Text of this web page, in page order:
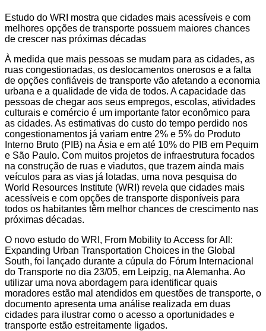
Estudo do WRI mostra que cidades mais acessíveis e com
melhores opções de transporte possuem maiores chances
de crescer nas próximas décadas
À medida que mais pessoas se mudam para as cidades, as
ruas congestionadas, os deslocamentos onerosos e a falta
de opções confiáveis de transporte vão afetando a economia
urbana e a qualidade de vida de todos. A capacidade das
pessoas de chegar aos seus empregos, escolas, atividades
culturais e comércio é um importante fator econômico para
as cidades. As estimativas do custo do tempo perdido nos
congestionamentos já variam entre 2% e 5% do Produto
Interno Bruto (PIB) na Ásia e em até 10% do PIB em Pequim
e São Paulo. Com muitos projetos de infraestrutura focados
na construção de ruas e viadutos, que trazem ainda mais
veículos para as vias já lotadas, uma nova pesquisa do
World Resources Institute (WRI) revela que cidades mais
acessíveis e com opções de transporte disponíveis para
todos os habitantes têm melhor chances de crescimento nas
próximas décadas.
O novo estudo do WRI, From Mobility to Access for All:
Expanding Urban Transportation Choices in the Global
South, foi lançado durante a cúpula do Fórum Internacional
do Transporte no dia 23/05, em Leipzig, na Alemanha. Ao
utilizar uma nova abordagem para identificar quais
moradores estão mal atendidos em questões de transporte, o
documento apresenta uma análise realizada em duas
cidades para ilustrar como o acesso a oportunidades e
transporte estão estreitamente ligados.